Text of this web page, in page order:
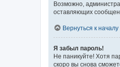
Возможно,
оставляющих
Вернуться к началу
Я забыл пароль!
Не паникуйте! Хотя
скоро вы снова